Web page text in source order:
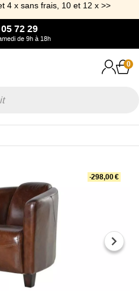
4 x sans frais, 10 et 12 x >>
72 29
de 9h à 18h
0
-298,00 €